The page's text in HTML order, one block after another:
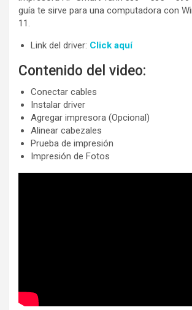
guía te sirve para una computadora con
11.
Link del driver: Click aquí
Contenido del video:
Conectar cables
Instalar driver
Agregar impresora (Opcional)
Alinear cabezales
Prueba de impresión
Impresión de Fotos